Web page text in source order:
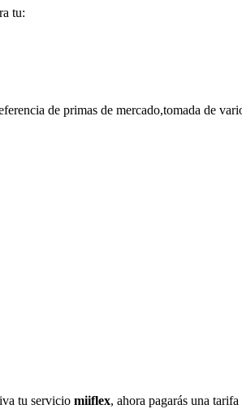
tu:
de primas de mercado,tomada de
tu servicio miiflex, ahora pagarás una